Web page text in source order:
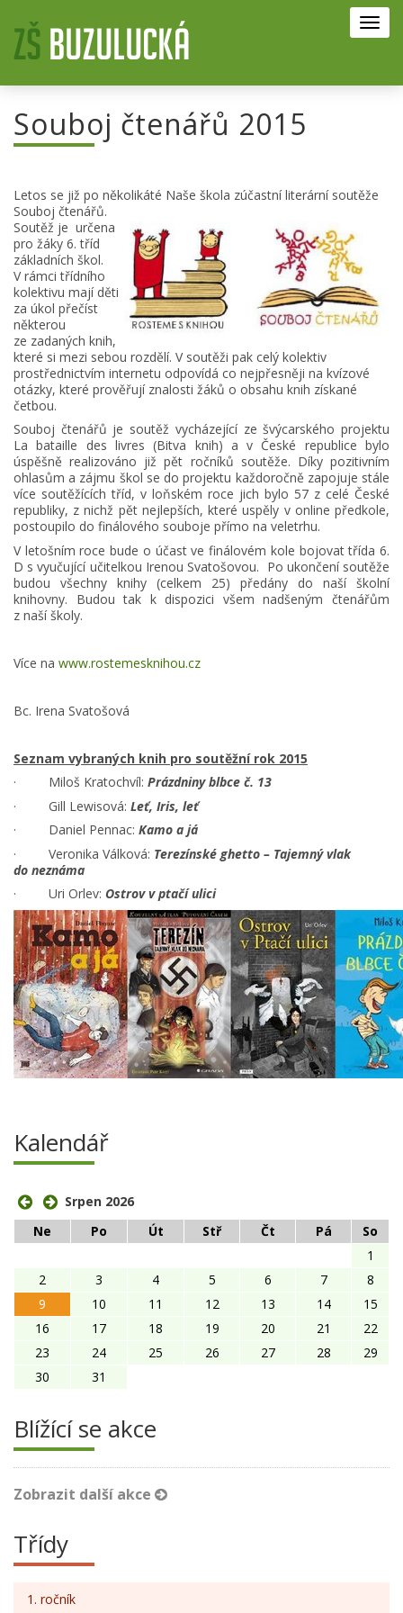
Souboj čtenářů 2015
Letos se již po několikáté Naše škola zúčastníliterární soutěže
Souboj čtenářů.
Soutěž je určena
pro žáky 6. tříd
základních škol.
V rámci třídního
kolektivu mají děti
za úkol přečíst
některou
ze zadaných knih,
které si mezi sebou rozdělí. V soutěži pak celý kolektiv
prostřednictvím internetu odpovídá co nejpřesněji na kvízové
otázky, které prověřují znalosti žáků o obsahu knih získané
četbou.
Souboj čtenářů je soutěž vycházející ze švýcarského projektu
La bataille des livres (Bitva knih) a v České republice bylo
úspěšně realizováno již pět ročníků soutěže. Díky pozitivním
ohlasům a zájmu škol se do projektu každoročně zapojuje stále
více soutěžících tříd, v loňském roce jich bylo 57 z celé České
republiky, z nichž pět nejlepších, které uspěly v online předkole,
postoupilo do finálového souboje přímo na veletrhu.
V letošním roce bude o účast ve finálovém kole bojovat třída 6.
D s vyučující učitelkou Irenou Svatošovou. Po ukončení soutěže
budou všechny knihy (celkem 25) předány do naší školní
knihovny. Budou tak k dispozici všem nadšeným čtenářům
z naší školy.
Více na www.rostemesknihou.cz
Bc. Irena Svatošová
Seznam vybraných knih pro soutěžní rok 2015
· Miloš Kratochvíl: Prázdniny blbce č. 13
· Gill Lewisová: Leť, Iris, leť
· Daniel Pennac: Kamo a já
· Veronika Válková: Terezínské ghetto – Tajemný vlak
do neznáma
· Uri Orlev: Ostrov v ptačí ulici
Kalendář
Srpen 2026
Ne
Po Út Stř Čt Pá
So
1
2
3 4 5 6 7
8
9
10 11 12 13 14
15
16
17 18 19 20 21
22
23
24 25 26 27 28
29
30
31
Blížící se akce
Zobrazit další akce
Třídy
1. ročník